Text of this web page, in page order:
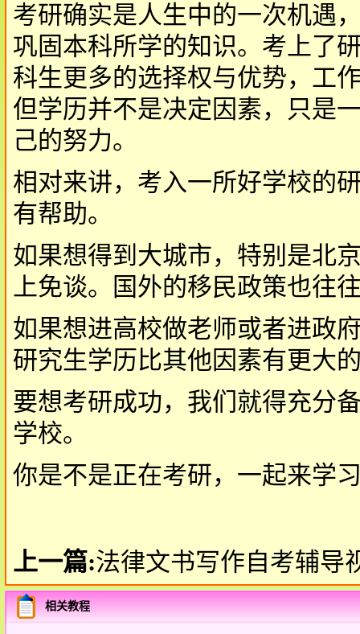
考研确实是人生中的一次机遇
巩固本科所学的知识。考上了
科生更多的选择权与优势，工
但学历并不是决定因素，只是
己的努力。
相对来讲，考入一所好学校的
有帮助。
如果想得到大城市，特别是北
上免谈。国外的移民政策也往
如果想进高校做老师或者进政
研究生学历比其他因素有更大
要想考研成功，我们就得充分
学校。
你是不是正在考研，一起来学
上一篇:法律文书写作自考辅导
相关教程